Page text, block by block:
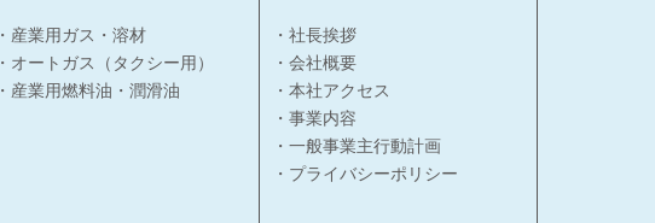
・産業用ガス・溶材
・オートガス（タクシー用）
・産業用燃料油・潤滑油
・社長挨拶
・会社概要
・本社アクセス
・事業内容
・一般事業主行動計画
・プライバシーポリシー